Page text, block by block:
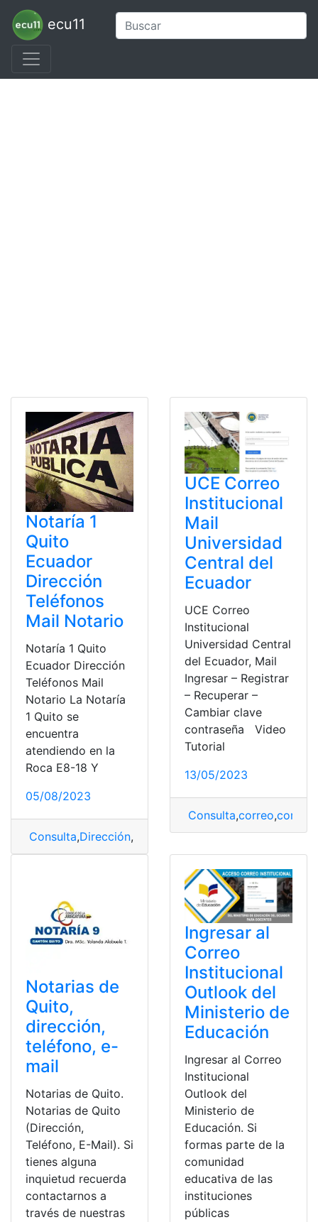
ecu11
Notaría 1
Quito
Ecuador
Dirección
Teléfonos
Mail Notario
Notaría 1 Quito
Ecuador Dirección
Teléfonos Mail
Notario La Notaría
1 Quito se
encuentra
atendiendo en la
Roca E8-18 Y
05/08/2023
Consulta,Dirección, Dirección Teléfono E-Mail,email,
UCE Correo
Institucional
Mail
Universidad
Central del
Ecuador
UCE Correo
Institucional
Universidad Central
del Ecuador, Mail
Ingresar – Registrar
– Recuperar –
Cambiar clave
contraseña Video
Tutorial
13/05/2023
Consulta,correo,correo
Notarias de
Quito,
dirección,
teléfono, e-
mail
Notarias de Quito.
Notarias de Quito
(Dirección,
Teléfono, E-Mail). Si
tienes alguna
inquietud recuerda
contactarnos a
través de nuestras
Ingresar al
Correo
Institucional
Outlook del
Ministerio de
Educación
Ingresar al Correo
Institucional
Outlook del
Ministerio de
Educación. Si
formas parte de la
comunidad
educativa de las
instituciones
públicas